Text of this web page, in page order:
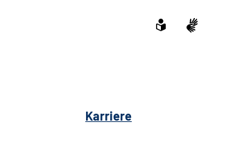
Karriere